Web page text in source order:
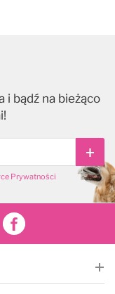
i bądź na bieżąco
Prywatności